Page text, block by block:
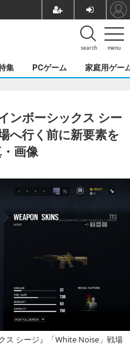
menu
search
集 PCゲーム 家庭用ゲー
ンボーシックス シー
へ行く前に新要素を
画像
ス シージ』「White Noise」戦場